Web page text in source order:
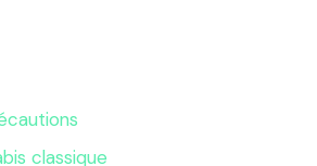
classique